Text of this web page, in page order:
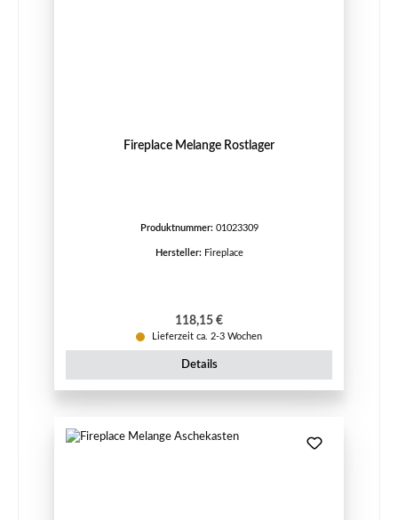
Fireplace Melange Rostlager
Produktnummer: 01023309
Hersteller: Fireplace
Regulärer Preis:
118,15 €
Lieferzeit ca. 2-3 Wochen
Details